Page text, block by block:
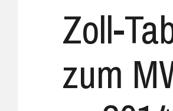
Zoll-
zum